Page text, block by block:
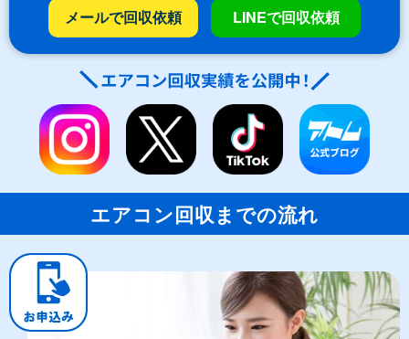
メールで回収依頼 LINEで回収依頼
エアコン回収までの流れ